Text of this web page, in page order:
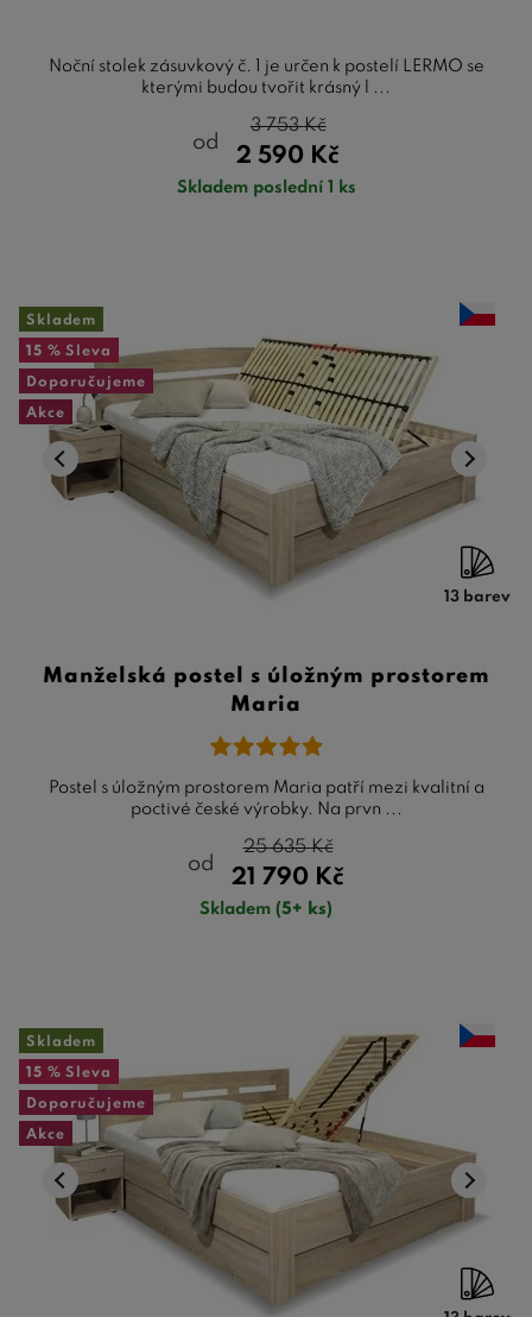
Noční stolek zásuvkový č. 1 je určen k postelí LERMO se
kterými budou tvořit krásný l ...
od
2 590 Kč
3 753Kč
Skladem poslední 1 ks
Skladem
15 % Sleva
Doporučujeme
Akce
13 barev
Manželská postel s úložným prostorem
Maria
Postel s úložným prostorem Maria patří mezi kvalitní a
poctivé české výrobky. Na prvn ...
od
21 790 Kč
25 635Kč
Skladem (5+ ks)
Skladem
15 % Sleva
Doporučujeme
Akce